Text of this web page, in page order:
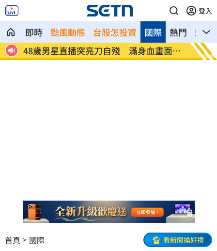
登入
即時 颱風動態 台股怎投資 熱門 影音
國際
48歲男星直播突亮刀自殘 滿身血畫面瘋
傳
酒駕4次全
獄
首頁 國際 看新聞換好禮